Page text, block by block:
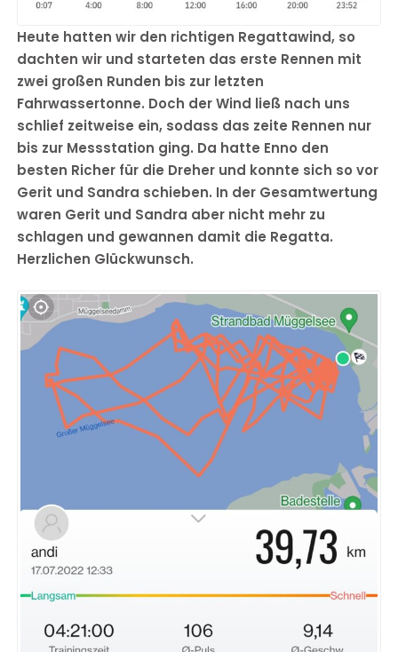
Heute hatten wir den richtigen Regattawind, so
dachten wir und starteten das erste Rennen mit
zwei großen Runden bis zur letzten
Fahrwassertonne. Doch der Wind ließ nach uns
schlief zeitweise ein, sodass das zeite Rennen nur
bis zur Messstation ging. Da hatte Enno den
besten Richer für die Dreher und konnte sich so vor
Gerit und Sandra schieben. In der Gesamtwertung
waren Gerit und Sandra aber nicht mehr zu
schlagen und gewannen damit die Regatta.
Herzlichen Glückwunsch.